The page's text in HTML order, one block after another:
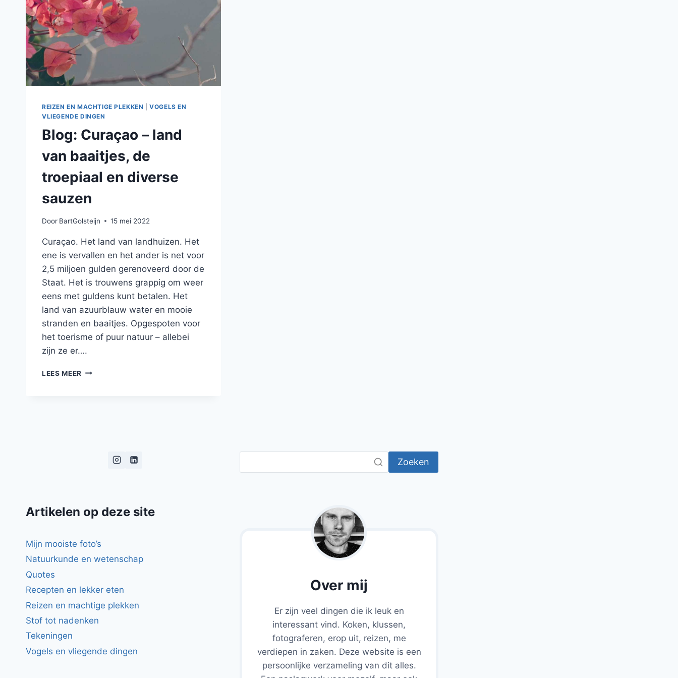
REIZEN EN MACHTIGE PLEKKEN |VOGELS EN
VLIEGENDE DINGEN
Blog: Curaçao – land
van baaitjes, de
troepiaal en diverse
sauzen
Door BartGolsteijn 15 mei 2022
Curaçao. Het land van landhuizen. Het
ene is vervallen en het ander is net voor
2,5 miljoen gulden gerenoveerd door de
Staat. Het is trouwens grappig om weer
eens met guldens kunt betalen. Het
land van azuurblauw water en mooie
stranden en baaitjes. Opgespoten voor
het toerisme of puur natuur – allebei
zijn ze er….
LEES MEER BLOG:
Zoeken
Artikelen op deze site
Mijn mooiste foto’s
Natuurkunde en wetenschap
Quotes
Recepten en lekker eten
Reizen en machtige plekken
Stof tot nadenken
Tekeningen
Vogels en vliegende dingen
Over mij
Er zijn veel dingen die ik leuk en
interessant vind. Koken, klussen,
fotograferen, erop uit, reizen, me
verdiepen in zaken. Deze website is een
persoonlijke verzameling van dit alles.